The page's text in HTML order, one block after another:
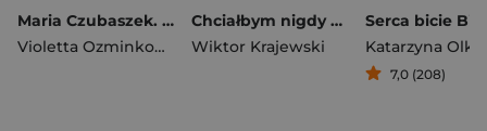
Maria Czubaszek. W coś trzeba nie wierzyć
Violetta Ozminkowski
Chciałbym nigdy cię nie poznać
Wiktor Krajewski
7,0 (208)